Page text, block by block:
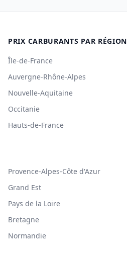
PRIX CARBURANTS PAR RÉGION
Île-de-France
Auvergne-Rhône-Alpes
Nouvelle-Aquitaine
Occitanie
Hauts-de-France
Provence-Alpes-Côte d'Azur
Grand Est
Pays de la Loire
Bretagne
Normandie